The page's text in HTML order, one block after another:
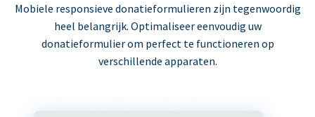
Mobiele responsieve donatieformulieren zijn tegenwoordig
heel belangrijk. Optimaliseer eenvoudig uw
donatieformulier om perfect te functioneren op
verschillende apparaten.